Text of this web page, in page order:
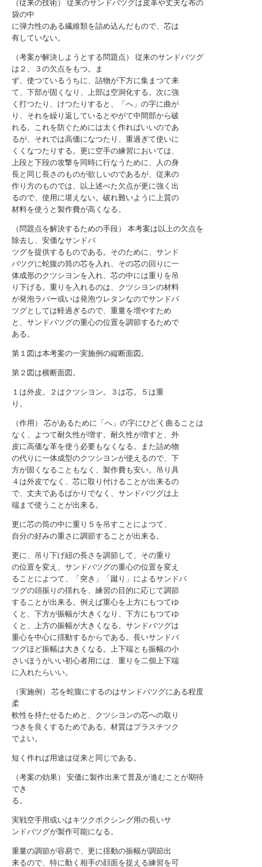
（従来の技術） 従来のサンドバツグは皮革や丈夫な布の
袋の中
に弾力性のある繊維類を詰め込んだもので、芯は
有していない。
（考案が解決しようとする問題点） 従来のサンドバツグ
は２、３の欠点をもつ。ま
ず、使つているうちに、詰物が下方に集まつて来
て、下部が固くなり、上部は空洞化する。次に強
く打つたり、けつたりすると、「へ」の字に曲が
り、それを繰り返しているとやがて中間部から破
れる。これを防ぐためには太く作ればいいのであ
るが、それでは高価になつたり、重過ぎて使いに
くくなつたりする。更に空手の練習においては、
上段と下段の攻撃を同時に行なうために、人の身
長と同じ長さのものが欲しいのであるが、従来の
作り方のものでは、以上述べた欠点が更に強く出
るので、使用に堪えない。破れ難いように上質の
材料を使うと製作費が高くなる。
（問題点を解決するための手段） 本考案は以上の欠点を
除去し、安価なサンドバ
ツグを提供するものである。そのために、サンド
バツグに蛇腹の筒の芯を入れ、その芯の回りに一
体成形のクツシヨンを入れ、芯の中には重りを吊
り下げる。重りを入れるのは、クツシヨンの材料
が発泡ラバー或いは発泡ウレタンなのでサンドバ
ツグとしては軽過ぎるので、重量を増やすため
と、サンドバツグの重心の位置を調節するためで
ある。
第１図は本考案の一実施例の縦断面図。
第２図は横断面図。
１は外皮。２はクツシヨン。３は芯。５は重
り。
（作用） 芯があるために「へ」の字にひどく曲ることは
なく、よつて耐久性が増す。耐久性が増すと、外
皮に高価な革を使う必要もなくなる。また詰め物
の代りに一体成型のクツシヨンが使えるので、下
方が固くなることもなく、製作費も安い。吊り具
４は外皮でなく、芯に取り付けることが出来るの
で、丈夫であるばかりでなく、サンドバツグは上
端まで使うことが出来る。
更に芯の筒の中に重り５を吊すことによつて、
自分の好みの重さに調節することが出来る。
更に、吊り下げ紐の長さを調節して、その重り
の位置を変え、サンドバツグの重心の位置を変え
ることによつて、「突き」「蹴り」によるサンドバ
ツグの頭振りの揺れを、練習の目的に応じて調節
することが出来る。例えば重心を上方にもつてゆ
くと、下方が振幅が大きくなり、下方にもつてゆ
くと、上方の振幅が大きくなる。サンドバツグは
重心を中心に揺動するからである。長いサンドバ
ツグほど振幅は大きくなる。上下端とも振幅の小
さいほうがいい初心者用には、重りを二個上下端
に入れたらいい。
（実施例） 芯を蛇腹にするのはサンドバツグにある程度
柔
軟性を持たせるためと、クツシヨンの芯への取り
つきを良くするためである。材質はプラスチツク
でよい。
短く作れば用途は従来と同じである。
（考案の効果） 安価に製作出来て普及が進むことが期待
でき
る。
実戦空手用或いはキツクボクシング用の長いサ
ンドバツグが製作可能になる。
重量の調節が容易で、更に揺動の振幅が調節出
来るので、特に動く相手の顔面を捉える練習を可